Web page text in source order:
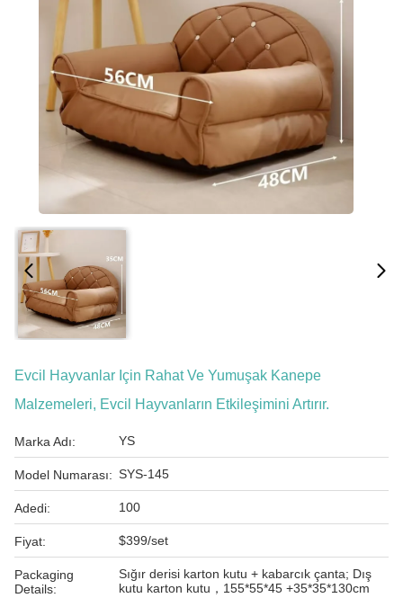
Evcil Hayvanlar Için Rahat Ve Yumuşak Kanepe
Malzemeleri, Evcil Hayvanların Etkileşimini Artırır.
Marka Adı: YS
Model Numarası: SYS-145
Adedi: 100
Fiyat: $399/set
Packaging
Details:
Sığır derisi karton kutu + kabarcık çanta; Dış
kutu karton kutu，155*55*45 +35*35*130cm